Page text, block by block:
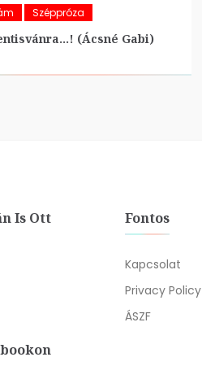
Széppróza
(Ácsné Gabi)
Is Ott Fontos
Kapcsolat
Privacy Policy
ÁSZF